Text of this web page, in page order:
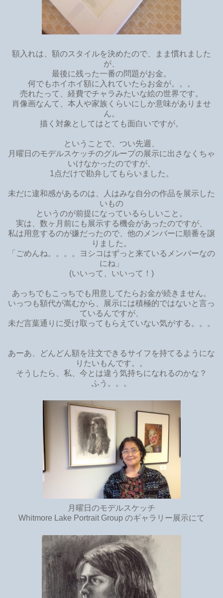
額入れは、額のスタイルを決めたので、まま慣れました
が、
最後に残った一番の問題がお金。
何でもホイホイ額に入れていたらお金が。。。
売れたって、経費でチャラみたいな絵の世界です。
肖像画なんて、本人や家族くらいにしか意味がありませ
ん。
描く対象としてはとても面白いですが。
ということで、つい先週、
月曜日のモデルスケッチのグループの展示に出さなくちゃ
いけなかったのですが、
1点だけで勘弁してもらいました。
未だに違和感があるのは、人はみな自分の作品を展示した
いもの
というのが前提になっているらしいこと。
実は、数ヶ月前にも展示する機会があったのですが、
私は用意するのが嫌だったので、他のメンバーに順番を譲
りました。
「ごめんね。。。。ヨシコはずっと来ているメンバーなの
にね」
(いいって、いいって！)
あっちでもこっちでも用意してたらお金が続きません。
いっつも額代が嵩むから、展示には積極的ではないと言っ
ているんですが、
未だ言葉通りに受け取ってもらえていない気がする。。。
あーあ、どんどん額を注文できるサイフを持てるようにな
りたいもんです。。
そうしたら、私、今とは違う気持ちになれるのかな？
ふう。。。
月曜日のモデルスケッチ
Whitmore Lake Portrait Group のギャラリー展示にて